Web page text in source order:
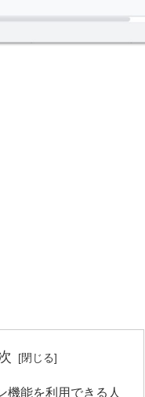
機能を利用できる人